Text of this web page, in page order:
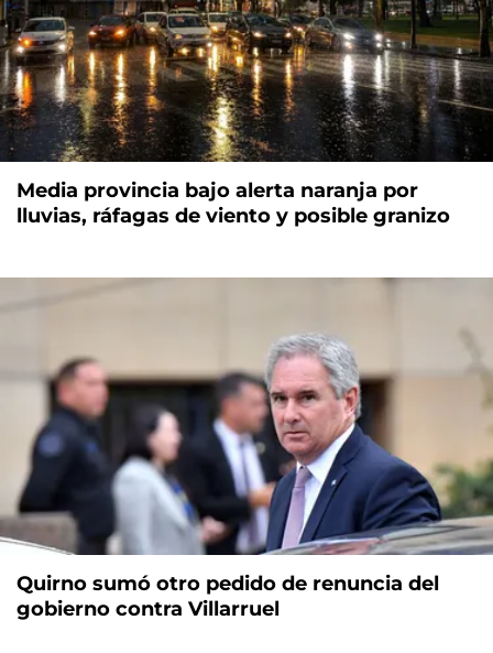
Media provincia bajo alerta naranja por
lluvias, ráfagas de viento y posible granizo
Quirno sumó otro pedido de renuncia del
gobierno contra Villarruel